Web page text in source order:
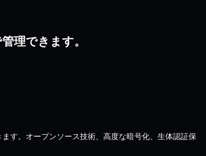
理できます。
す。オープンソース技術、高度な暗号化、生体認証保